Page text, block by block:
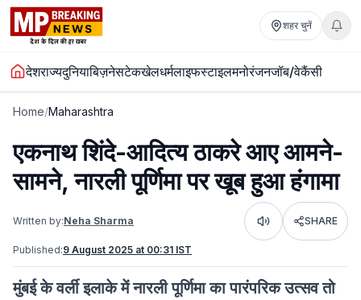
शहर चुनें
देशराज्यदुनियाबिज़नेसटेकखेलधर्मलाइफस्टाइलमनोरंजनजॉब/वेकैंसी
Home/Maharashtra
एकनाथ शिंदे-आदित्य ठाकरे आए आमने-
सामने, नारली पूर्णिमा पर खूब हुआ हंगामा
Written by:Neha Sharma Listen SHARE
Published:9 August 2025 at 00:31 IST
मुंबई के वर्ली इलाके में नारली पूर्णिमा का पारंपरिक उत्सव तो